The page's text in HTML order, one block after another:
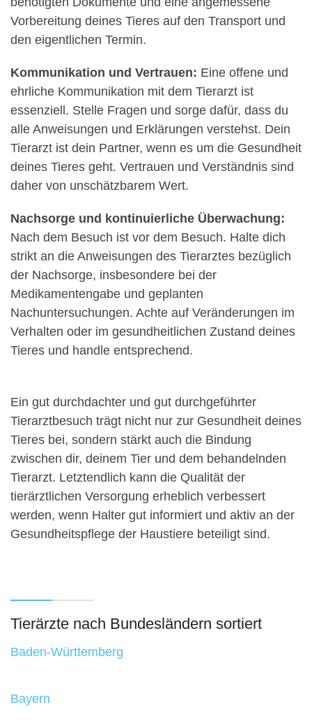
Vorbereitung deines Tieres auf den Transport und
den eigentlichen Termin.
Kommunikation und Vertrauen: Eine offene und
ehrliche Kommunikation mit dem Tierarzt ist
essenziell. Stelle Fragen und sorge dafür, dass du
alle Anweisungen und Erklärungen verstehst. Dein
Tierarzt ist dein Partner, wenn es um die Gesundheit
deines Tieres geht. Vertrauen und Verständnis sind
daher von unschätzbarem Wert.
Nachsorge und kontinuierliche Überwachung:
Nach dem Besuch ist vor dem Besuch. Halte dich
strikt an die Anweisungen des Tierarztes bezüglich
der Nachsorge, insbesondere bei der
Medikamentengabe und geplanten
Nachuntersuchungen. Achte auf Veränderungen im
Verhalten oder im gesundheitlichen Zustand deines
Tieres und handle entsprechend.
Ein gut durchdachter und gut durchgeführter
Tierarztbesuch trägt nicht nur zur Gesundheit deines
Tieres bei, sondern stärkt auch die Bindung
zwischen dir, deinem Tier und dem behandelnden
Tierarzt. Letztendlich kann die Qualität der
tierärztlichen Versorgung erheblich verbessert
werden, wenn Halter gut informiert und aktiv an der
Gesundheitspflege der Haustiere beteiligt sind.
Tierärzte nach Bundesländern sortiert
Baden-Württemberg
Bayern